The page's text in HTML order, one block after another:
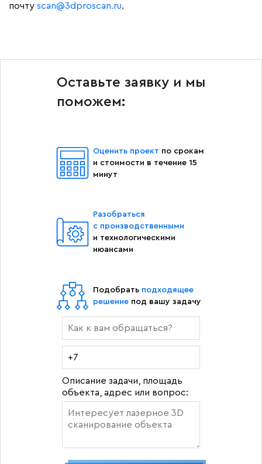
почту scan@3dproscan.ru.
Оставьте заявку и мы
поможем:
Оценить проект по срокам
и стоимости в течение 15
минут
Разобраться
с производственными
и технологическими
нюансами
Подобрать подходящее
решение под вашу задачу
Описание задачи, площадь
объекта, адрес или вопрос: